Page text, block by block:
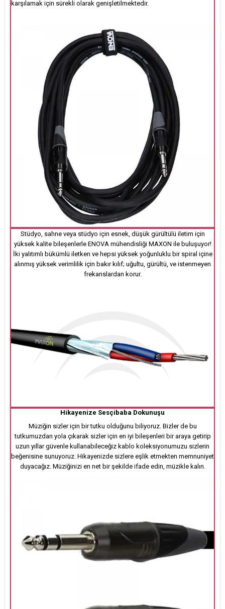
karşılamak için sürekli olarak genişletilmektedir.
Stüdyo, sahne veya stüdyo için esnek, düşük gürültülü iletim için
yüksek kalite bileşenlerle ENOVA mühendisliği MAXON ile buluşuyor!
İki yalıtımlı bükümlü iletken ve hepsi yüksek yoğunluklu bir spiral içine
alınmış yüksek verimlilik için bakır kılıf; uğultu, gürültü, ve istenmeyen
frekanslardan korur.
Hikayenize Sesçibaba Dokunuşu
Müziğin sizler için bir tutku olduğunu biliyoruz. Bizler de bu
tutkumuzdan yola çıkarak sizler için en iyi bileşenleri bir araya getirip
uzun yıllar güvenle kullanabileceğiz kablo koleksiyonumuzu sizlerin
beğenisine sunuyoruz. Hikayenizde sizlere eşlik etmekten memnuniyet
duyacağız. Müziğinizi en net bir şekilde ifade edin, müzikle kalın.